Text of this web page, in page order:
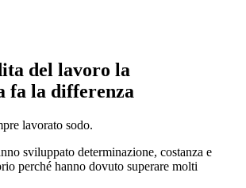
del lavoro la
fa la differenza
lavorato sodo.
sviluppato determinazione, costanza e
perché hanno dovuto superare molti